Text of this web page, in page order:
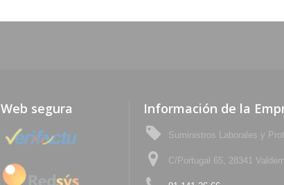
Miranda
Web segura Información de la
Suministros Laborales y
C/Portugal 65, 28341